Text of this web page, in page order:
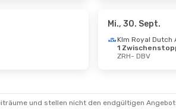
- Di., 1. Sept.
Mi., 30. Sept.
1
ZRH- DBV
und stellen nicht den endgültigen